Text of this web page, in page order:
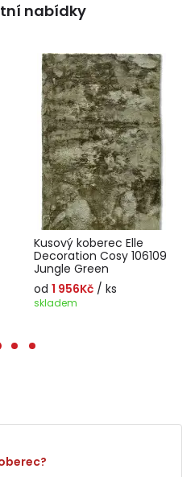
nabídky
Kusový koberec Elle
Decoration Cosy 106109
Jungle Green
od 1 956Kč / ks
skladem